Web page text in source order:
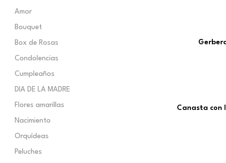
Amor
Bouquet
Box de Rosas
Condolencias
Cumpleaños
DIA DE LA MADRE
Flores amarillas
Nacimiento
Orquídeas
Peluches
Canasta con